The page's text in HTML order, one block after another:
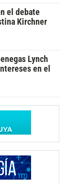
el debate
Kirchner
Lynch
en el